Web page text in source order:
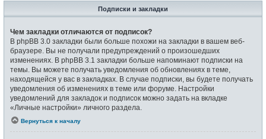
Подписки и закладки
Чем закладки отличаются от подписок?
В phpBB 3.0 закладки были больше похожи на закладки в вашем веб-
браузере. Вы не получали предупреждений о произошедших
изменениях. В phpBB 3.1 закладки больше напоминают подписки на
темы. Вы можете получать уведомления об обновлениях в теме,
находящейся у вас в закладках. В случае подписки, вы будете получать
уведомления об изменениях в теме или форуме. Настройки
уведомлений для закладок и подписок можно задать на вкладке
«Личные настройки» личного раздела.
Вернуться к началу